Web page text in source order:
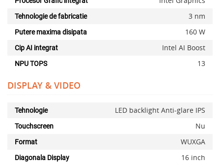
Tehnologie de fabricatie 3 nm
Putere maxima disipata 160 W
Cip AI integrat Intel AI Boost
NPU TOPS 13
DISPLAY & VIDEO
Tehnologie LED backlight Anti-glare IPS
Touchscreen Nu
Format WUXGA
Diagonala Display 16 inch